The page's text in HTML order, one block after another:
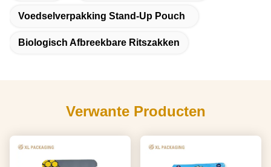
Voedselverpakking Stand-Up Pouch
Biologisch Afbreekbare Ritszakken
Verwante Producten